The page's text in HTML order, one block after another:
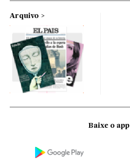
Arquivo
Baixe o app